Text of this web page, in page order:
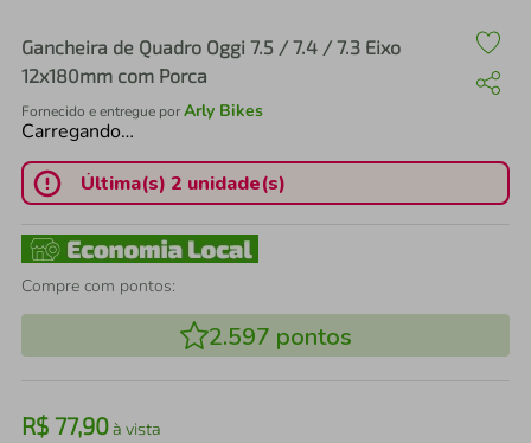
Gancheira de Quadro Oggi 7.5 / 7.4 / 7.3 Eixo
12x180mm com Porca
Fornecido e entregue porArly Bikes
Carregando…
Última(s) 2 unidade(s)
Compre com pontos:
2.597 pontos
R$ 77,90à vista